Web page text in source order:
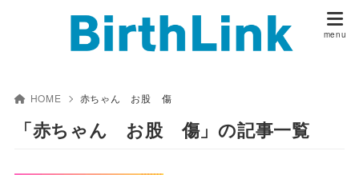
HOME 赤ちゃん お股 傷
「赤ちゃん お股 傷」の記事一覧